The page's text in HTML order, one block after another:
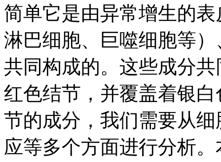
简单它是由异常增生的
淋巴细胞、巨噬细胞等
共同构成的。这些成分
红色结节，并覆盖着银
节的成分，我们需要从
应等多个方面进行分析